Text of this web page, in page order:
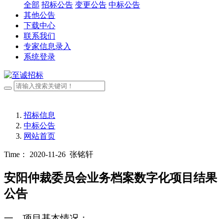
全部 招标公告 变更公告 中标公告
其他公告
下载中心
联系我们
专家信息录入
系统登录
招标信息
中标公告
网站首页
Time： 2020-11-26 张铭轩
安阳仲裁委员会业务档案数字化项目结果
公告